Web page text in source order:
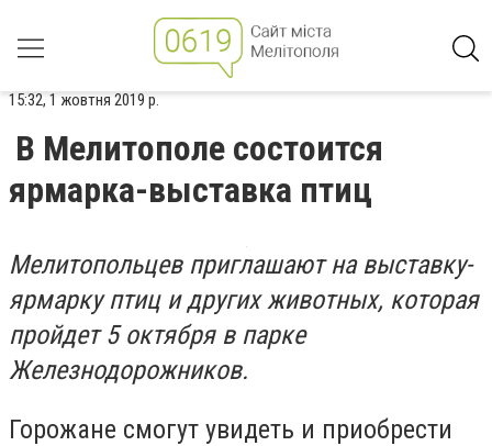
15:32, 1 жовтня 2019 р.
В Мелитополе состоится
ярмарка-выставка птиц
Мелитопольцев приглашают на выставку-
ярмарку птиц и других животных, которая
пройдет 5 октября в парке
Железнодорожников.
Горожане смогут увидеть и приобрести